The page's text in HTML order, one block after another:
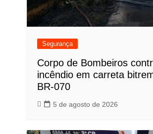
Segurança
Corpo de Bombeiros
incêndio em carreta
BR-070
5 de agosto de 2026